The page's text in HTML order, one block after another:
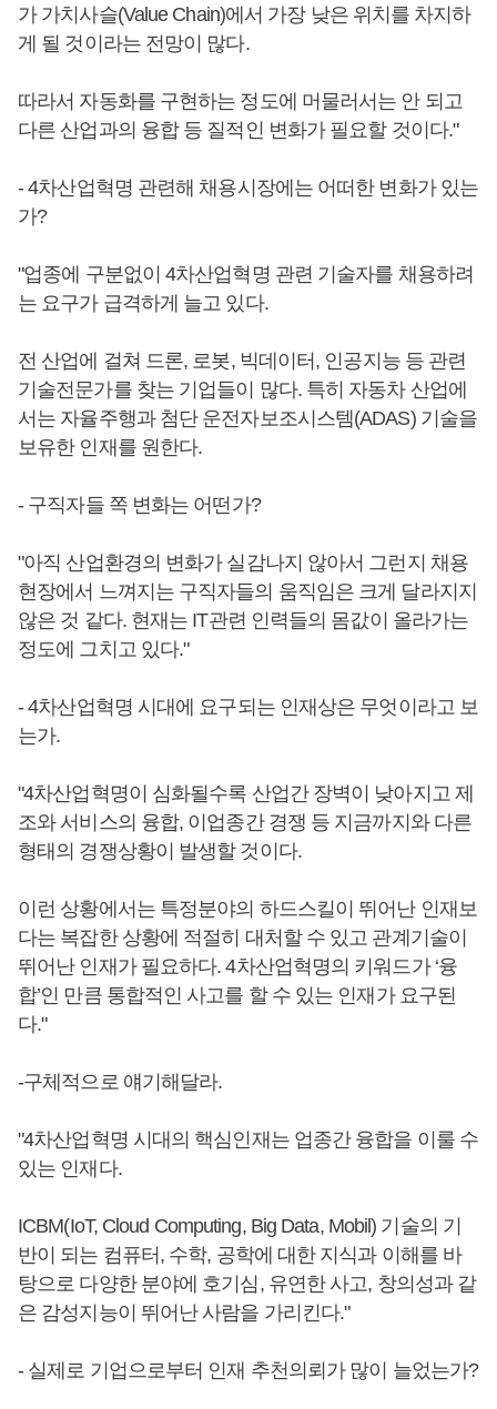
가 가치사슬(Value Chain)에서 가장 낮은 위치를 차지하
게 될 것이라는 전망이 많다.
따라서 자동화를 구현하는 정도에 머물러서는 안 되고
다른 산업과의 융합 등 질적인 변화가 필요할 것이다."
- 4차산업혁명 관련해 채용시장에는 어떠한 변화가 있는
가?
"업종에 구분없이 4차산업혁명 관련 기술자를 채용하려
는 요구가 급격하게 늘고 있다.
전 산업에 걸쳐 드론, 로봇, 빅데이터, 인공지능 등 관련
기술전문가를 찾는 기업들이 많다. 특히 자동차 산업에
서는 자율주행과 첨단 운전자보조시스템(ADAS) 기술을
보유한 인재를 원한다.
- 구직자들 쪽 변화는 어떤가?
"아직 산업환경의 변화가 실감나지 않아서 그런지 채용
현장에서 느껴지는 구직자들의 움직임은 크게 달라지지
않은 것 같다. 현재는 IT관련 인력들의 몸값이 올라가는
정도에 그치고 있다."
- 4차산업혁명 시대에 요구되는 인재상은 무엇이라고 보
는가.
"4차산업혁명이 심화될수록 산업간 장벽이 낮아지고 제
조와 서비스의 융합, 이업종간 경쟁 등 지금까지와 다른
형태의 경쟁상황이 발생할 것이다.
이런 상황에서는 특정분야의 하드스킬이 뛰어난 인재보
다는 복잡한 상황에 적절히 대처할 수 있고 관계기술이
뛰어난 인재가 필요하다. 4차산업혁명의 키워드가 ‘융
합’인 만큼 통합적인 사고를 할 수 있는 인재가 요구된
다."
-구체적으로 얘기해달라.
"4차산업혁명 시대의 핵심인재는 업종간 융합을 이룰 수
있는 인재다.
ICBM(IoT, Cloud Computing, Big Data, Mobil) 기술의 기
반이 되는 컴퓨터, 수학, 공학에 대한 지식과 이해를 바
탕으로 다양한 분야에 호기심, 유연한 사고, 창의성과 같
은 감성지능이 뛰어난 사람을 가리킨다."
- 실제로 기업으로부터 인재 추천의뢰가 많이 늘었는가?